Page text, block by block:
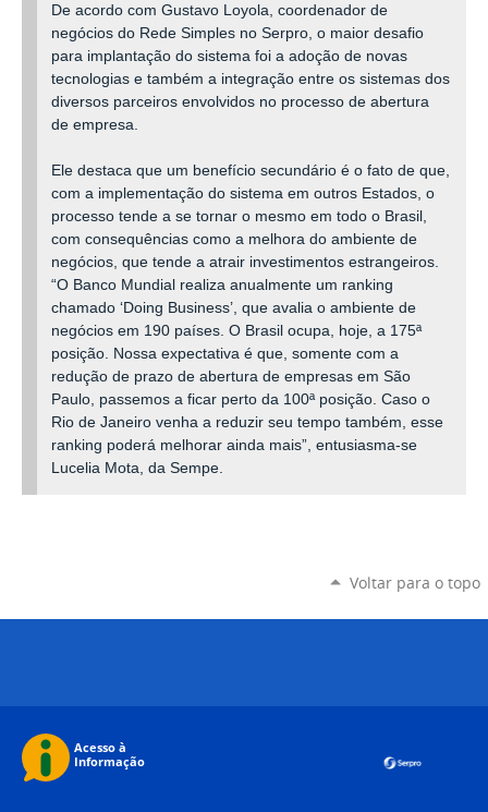
De acordo com Gustavo Loyola, coordenador de
negócios do Rede Simples no Serpro, o maior desafio
para implantação do sistema foi a adoção de novas
tecnologias e também a integração entre os sistemas dos
diversos parceiros envolvidos no processo de abertura
de empresa.
Ele destaca que um benefício secundário é o fato de que,
com a implementação do sistema em outros Estados, o
processo tende a se tornar o mesmo em todo o Brasil,
com consequências como a melhora do ambiente de
negócios, que tende a atrair investimentos estrangeiros.
“O Banco Mundial realiza anualmente um ranking
chamado ‘Doing Business’, que avalia o ambiente de
negócios em 190 países. O Brasil ocupa, hoje, a 175ª
posição. Nossa expectativa é que, somente com a
redução de prazo de abertura de empresas em São
Paulo, passemos a ficar perto da 100ª posição. Caso o
Rio de Janeiro venha a reduzir seu tempo também, esse
ranking poderá melhorar ainda mais”, entusiasma-se
Lucelia Mota, da Sempe.
Voltar para o topo